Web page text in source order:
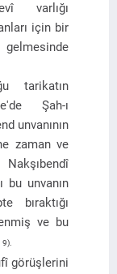
varlığı
için bir
tarikatın
Şah-ı
unvanının
zaman ve
bu unvanın
bıraktığı
ve bu
9).
görüşlerini